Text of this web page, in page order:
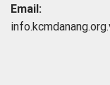
Email:
info.